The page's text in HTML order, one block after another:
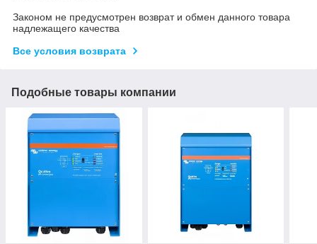
Законом не предусмотрен возврат и обмен данного товара
надлежащего качества
Все условия возврата
Подобные товары компании